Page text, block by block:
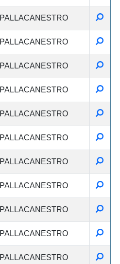
PALLACANESTRO
PALLACANESTRO
PALLACANESTRO
PALLACANESTRO
PALLACANESTRO
PALLACANESTRO
PALLACANESTRO
PALLACANESTRO
PALLACANESTRO
PALLACANESTRO
PALLACANESTRO